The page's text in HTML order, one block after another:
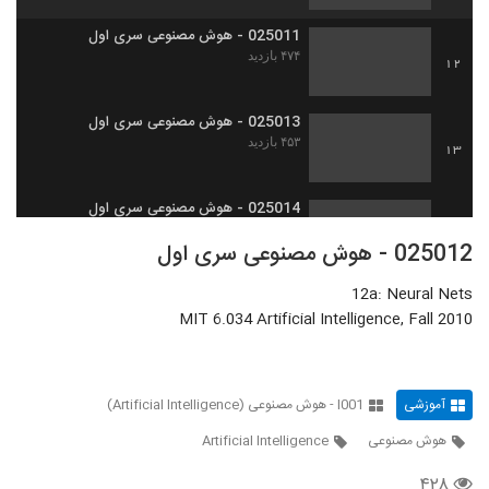
12
025011 - هوش مصنوعی سری اول
۴۷۴ بازدید
13
025013 - هوش مصنوعی سری اول
۴۵۳ بازدید
025014 - هوش مصنوعی سری اول
15
۴۵۵ بازدید
16
۴۵۹ بازدید
025012 - هوش مصنوعی سری اول
12a: Neural Nets
MIT 6.034 Artificial Intelligence, Fall 2010
آموزشی
I001 - هوش مصنوعی (Artificial Intelligence)
هوش مصنوعی
Artificial Intelligence